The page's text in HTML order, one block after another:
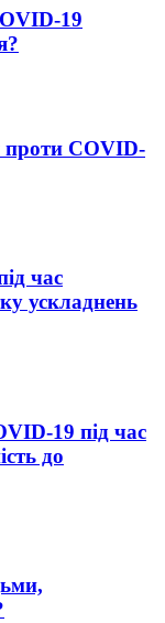
19
проти COVID-
час
ускладнень
19 під час
до